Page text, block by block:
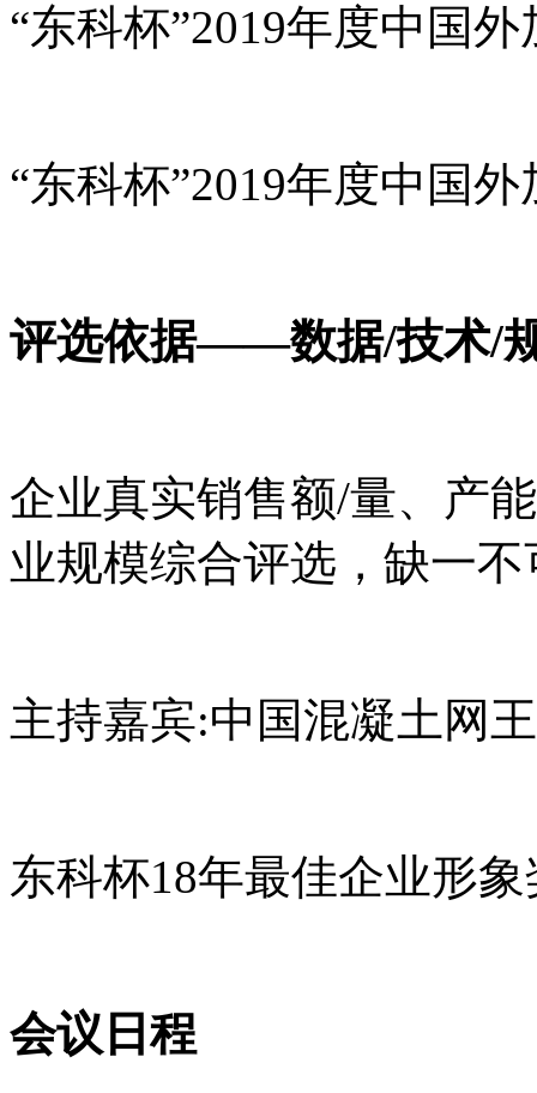
“东科杯”2019年度中国
“东科杯”2019年度中国
评选依据——数据/技术/
企业真实销售额/量、产
业规模综合评选，缺一
主持嘉宾:中国混凝土网
东科杯18年最佳企业形
会议日程